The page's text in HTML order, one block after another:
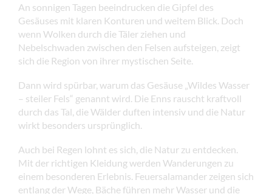
An sonnigen Tagen beeindrucken die Gipfel des
Gesäuses mit klaren Konturen und weitem Blick. Doch
wenn Wolken durch die Täler ziehen und
Nebelschwaden zwischen den Felsen aufsteigen, zeigt
sich die Region von ihrer mystischen Seite.
Dann wird spürbar, warum das Gesäuse „Wildes Wasser
– steiler Fels“ genannt wird. Die Enns rauscht kraftvoll
durch das Tal, die Wälder duften intensiv und die Natur
wirkt besonders ursprünglich.
Auch bei Regen lohnt es sich, die Natur zu entdecken.
Mit der richtigen Kleidung werden Wanderungen zu
einem besonderen Erlebnis. Feuersalamander zeigen sich
entlang der Wege, Bäche führen mehr Wasser und die